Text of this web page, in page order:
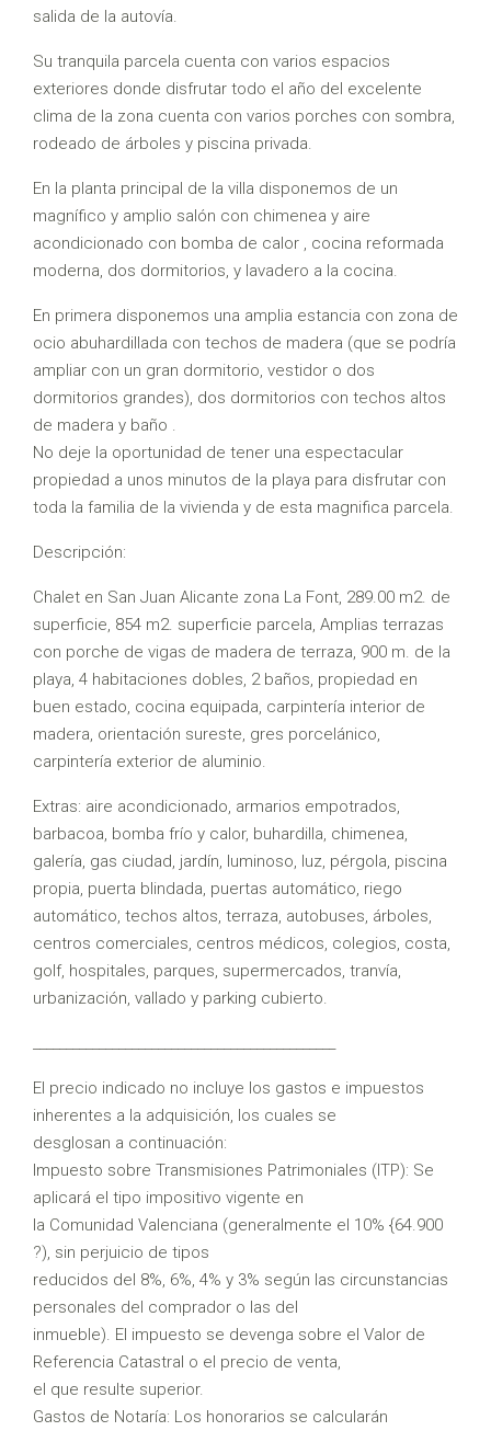
salida de la autovía.
Su tranquila parcela cuenta con varios espacios
exteriores donde disfrutar todo el año del excelente
clima de la zona cuenta con varios porches con sombra,
rodeado de árboles y piscina privada.
En la planta principal de la villa disponemos de un
magnífico y amplio salón con chimenea y aire
acondicionado con bomba de calor , cocina reformada
moderna, dos dormitorios, y lavadero a la cocina.
En primera disponemos una amplia estancia con zona de
ocio abuhardillada con techos de madera (que se podría
ampliar con un gran dormitorio, vestidor o dos
dormitorios grandes), dos dormitorios con techos altos
de madera y baño .
No deje la oportunidad de tener una espectacular
propiedad a unos minutos de la playa para disfrutar con
toda la familia de la vivienda y de esta magnifica parcela.
Descripción:
Chalet en San Juan Alicante zona La Font, 289.00 m2. de
superficie, 854 m2. superficie parcela, Amplias terrazas
con porche de vigas de madera de terraza, 900 m. de la
playa, 4 habitaciones dobles, 2 baños, propiedad en
buen estado, cocina equipada, carpintería interior de
madera, orientación sureste, gres porcelánico,
carpintería exterior de aluminio.
Extras: aire acondicionado, armarios empotrados,
barbacoa, bomba frío y calor, buhardilla, chimenea,
galería, gas ciudad, jardín, luminoso, luz, pérgola, piscina
propia, puerta blindada, puertas automático, riego
automático, techos altos, terraza, autobuses, árboles,
centros comerciales, centros médicos, colegios, costa,
golf, hospitales, parques, supermercados, tranvía,
urbanización, vallado y parking cubierto.
El precio indicado no incluye los gastos e impuestos
inherentes a la adquisición, los cuales se
desglosan a continuación:
Impuesto sobre Transmisiones Patrimoniales (ITP): Se
aplicará el tipo impositivo vigente en
la Comunidad Valenciana (generalmente el 10% {64.900
?), sin perjuicio de tipos
reducidos del 8%, 6%, 4% y 3% según las circunstancias
personales del comprador o las del
inmueble). El impuesto se devenga sobre el Valor de
Referencia Catastral o el precio de venta,
el que resulte superior.
Gastos de Notaría: Los honorarios se calcularán